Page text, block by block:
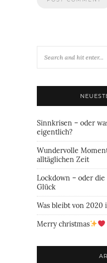
Sinnkrisen – oder
eigentlich?
Wundervolle
alltäglichen Zeit
Lockdown – oder die
Glück
Was bleibt von 2020
Merry christmas